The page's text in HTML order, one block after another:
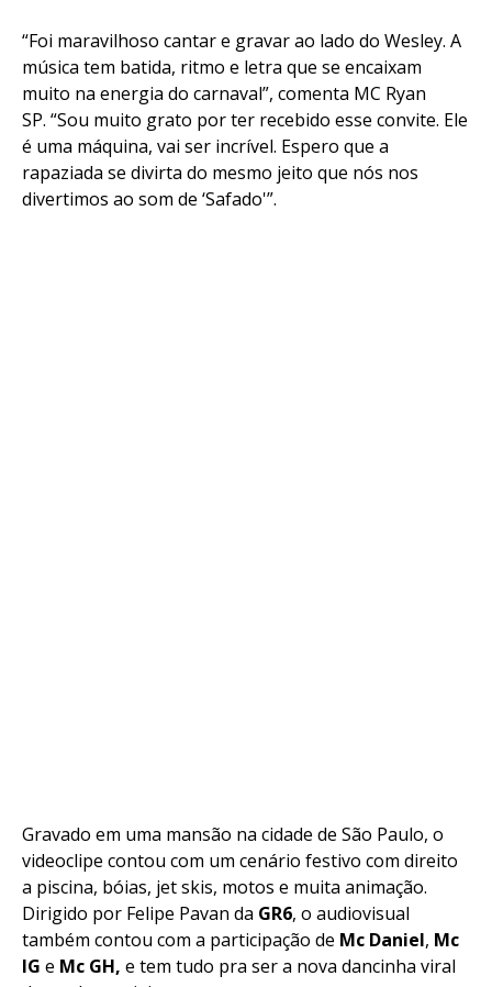
“Foi maravilhoso cantar e gravar ao lado do Wesley. A
música tem batida, ritmo e letra que se encaixam
muito na energia do carnaval”, comenta MC Ryan
SP. “Sou muito grato por ter recebido esse convite. Ele
é uma máquina, vai ser incrível. Espero que a
rapaziada se divirta do mesmo jeito que nós nos
divertimos ao som de ‘Safado'”.
Gravado em uma mansão na cidade de São Paulo, o
videoclipe contou com um cenário festivo com direito
a piscina, bóias, jet skis, motos e muita animação.
Dirigido por Felipe Pavan da GR6, o audiovisual
também contou com a participação de Mc Daniel, Mc
IG e Mc GH, e tem tudo pra ser a nova dancinha viral